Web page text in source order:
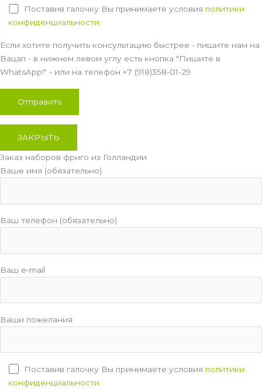
Поставив галочку Вы принимаете условия политики
конфиденциальности
Если хотите получить консультацию быстрее - пишите нам на
Вацап - в нижнем левом углу есть кнопка "Пишите в
WhatsApp!" - или на телефон +7 (918)358-01-29
ЗАКРЫТЬ
Заказ наборов фриго из Голландии
Ваше имя (обязательно)
Ваш телефон (обязательно)
Ваш e-mail
Ваши пожелания
Поставив галочку Вы принимаете условия политики
конфиденциальности